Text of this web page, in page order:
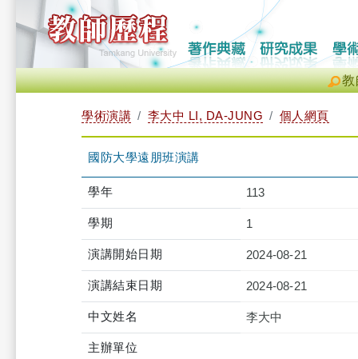
教
學術演講 李大中 LI, DA-JUNG 個人網頁
國防大學遠朋班演講
學年 113
學期 1
演講開始日期 2024-08-21
演講結束日期 2024-08-21
中文姓名 李大中
主辦單位